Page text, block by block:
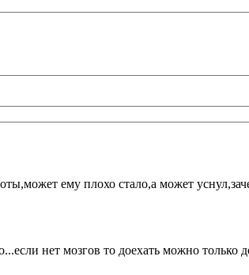
ему плохо стало,а может
нет мозгов то доехать можно только